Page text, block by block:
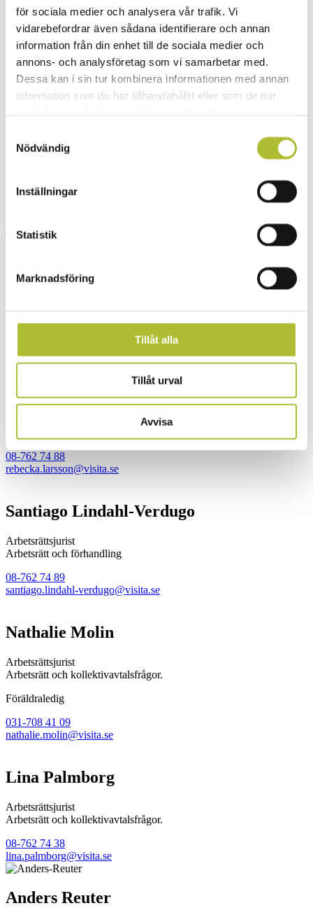
för sociala medier och analysera vår trafik. Vi
vidarebefordrar även sådana identifierare och annan
information från din enhet till de sociala medier och
annons- och analysföretag som vi samarbetar med.
Dessa kan i sin tur kombinera informationen med annan
information som du har tillhandahållit eller som de har
Nödvändig
Inställningar
Statistik
Marknadsföring
Tillåt alla
Tillåt urval
Avvisa
Fatima Hollander
Arbetsrättsjurist
Arbetsrätt och kollektivavtalsfrågor.
031-62 94 64
Johan Ingildsen
Arbetsrätt och kollektivavtalsfrågor.
Hanna Iveroth
Arbetsrätt och kollektivavtalsfrågor.
08-762 74 88
rebecka.larsson@visita.se
Santiago Lindahl-Verdugo
Arbetsrättsjurist
Arbetsrätt och förhandling
08-762 74 89
santiago.lindahl-verdugo@visita.se
Nathalie Molin
Arbetsrättsjurist
Arbetsrätt och kollektivavtalsfrågor.
Föräldraledig
031-708 41 09
nathalie.molin@visita.se
Lina Palmborg
Arbetsrättsjurist
Arbetsrätt och kollektivavtalsfrågor.
08-762 74 38
lina.palmborg@visita.se
Anders Reuter